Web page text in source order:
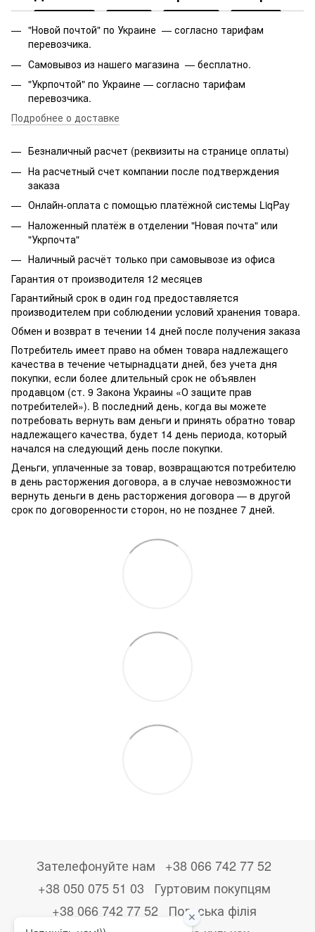
"Новой почтой" по Украине — согласно тарифам
перевозчика.
Самовывоз из нашего магазина — бесплатно.
"Укрпочтой" по Украине — согласно тарифам
перевозчика.
Подробнее о доставке
Безналичный расчет (реквизиты на странице оплаты)
На расчетный счет компании после подтверждения
заказа
Онлайн-оплата с помощью платёжной системы LiqPay
Наложенный платёж в отделении "Новая почта" или
"Укрпочта"
Наличный расчёт только при самовывозе из офиса
Гарантия от производителя 12 месяцев
Гарантийный срок в один год предоставляется
производителем при соблюдении условий хранения товара.
Обмен и возврат в течении 14 дней после получения заказа
Потребитель имеет право на обмен товара надлежащего
качества в течение четырнадцати дней, без учета дня
покупки, если более длительный срок не объявлен
продавцом (ст. 9 Закона Украины «О защите прав
потребителей»). В последний день, когда вы можете
потребовать вернуть вам деньги и принять обратно товар
надлежащего качества, будет 14 день периода, который
начался на следующий день после покупки.
Деньги, уплаченные за товар, возвращаются потребителю
в день расторжения договора, а в случае невозможности
вернуть деньги в день расторжения договора — в другой
срок по договоренности сторон, но не позднее 7 дней.
Зателефонуйте нам
+38 066 742 77 52
+38 050 075 51 03
Гуртовим покупцям
+38 066 742 77 52
Польська філія